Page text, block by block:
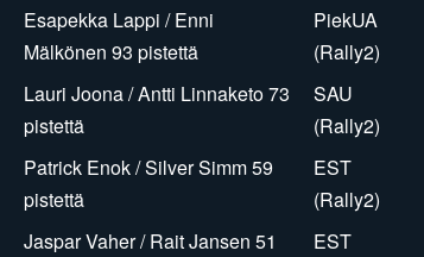
Esapekka Lappi / Enni
Mälkönen 93 pistettä
PiekUA
(Rally2)
Lauri Joona / Antti Linnaketo 73
pistettä
SAU
(Rally2)
Patrick Enok / Silver Simm 59
pistettä
EST
(Rally2)
Jaspar Vaher / Rait Jansen 51
EST